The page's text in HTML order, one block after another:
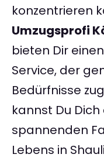
konzentrieren
Umzugsprofi
bieten Dir
Service, der
Bedürfnisse
kannst Du
spannenden
Lebens in